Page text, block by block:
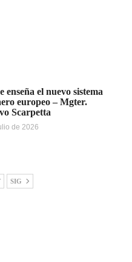
enseña el nuevo sistema
europeo – Mgter.
Scarpetta
de 2026
SIG